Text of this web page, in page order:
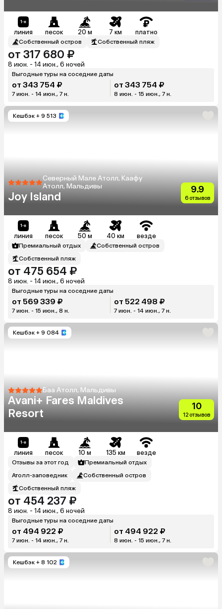
линия песок 20 м 7 км платно
Собственный остров Собственный пляж
от 317 680 ₽
8 июн. - 14 июн., 6 ночей
Выгодные туры на соседние даты
от 343 754 ₽
7 июн. - 14 июн., 7 н.
от 343 754 ₽
8 июн. - 15 июн., 7 н.
Кешбэк + 9 513
Северный Мале Атолл, Каафу
Атолл, Мальдивы
Joy Island
9.9
6 отзывов
линия песок 50 м 40 км везде
Премиальный отдых
Собственный остров
Собственный пляж
от 475 654 ₽
8 июн. - 14 июн., 6 ночей
Выгодные туры на соседние даты
от 569 339 ₽
7 июн. - 15 июн., 8 н.
от 522 498 ₽
7 июн. - 14 июн., 7 н.
Кешбэк + 9 084
Баа Атолл, Мальдивы
Avani+ Fares Maldives
Resort
10
12 отзывов
линия песок 10 м 135 км везде
Отзывы за этот год
Премиальный отдых
Атолл-заповедник
Собственный остров
Собственный пляж
от 454 237 ₽
8 июн. - 14 июн., 6 ночей
Выгодные туры на соседние даты
от 494 922 ₽
7 июн. - 14 июн., 7 н.
от 494 922 ₽
8 июн. - 15 июн., 7 н.
Кешбэк + 8 102